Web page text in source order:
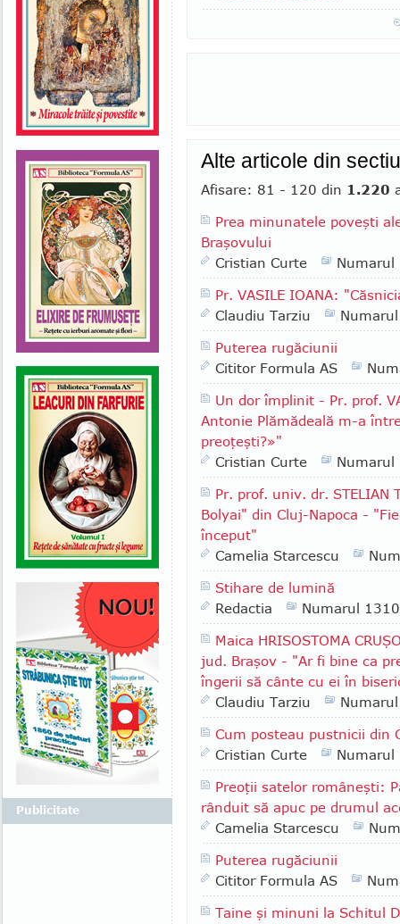
Alte articole din
Afisare: 81 - 120 din 1.220
Prea minunatele poveşti
Braşovului
Cristian Curte
Numarul
Pr. VASILE IOANA:
Claudiu Tarziu
Puterea rugăciunii
Cititor Formula AS
Un dor împlinit - Pr. prof.
Antonie Plămădeală m-a
preoţeşti?»"
Cristian Curte
Numarul
Pr. prof. univ. dr. STELIAN
Bolyai" din Cluj-Napoca -
început"
Camelia Starcescu
Stihare de lumină
Redactia
Numarul 1310
Maica HRISOSTOMA
jud. Braşov - "Ar fi bine ca
îngerii să cânte cu ei în
Claudiu Tarziu
Cum posteau pustnicii din
Cristian Curte
Numarul
Preoţii satelor româneşti:
rânduit să apuc pe drumul
Camelia Starcescu
Puterea rugăciunii
Cititor Formula AS
Taine şi minuni la Schitul
Publicitate